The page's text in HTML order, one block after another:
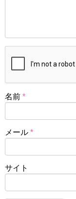
名前 *
メール *
サイト